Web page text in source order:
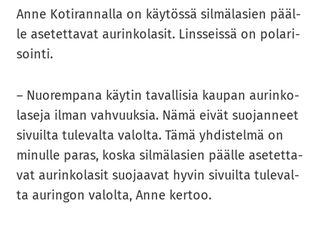
Anne Ko­ti­ran­nal­la on käy­tös­sä sil­mä­la­sien pääl­
le ase­tet­ta­vat au­rin­ko­la­sit. Lins­seis­sä on po­la­ri­
soin­ti.
– Nuo­rem­pa­na käy­tin ta­val­li­sia kau­pan au­rin­ko­
la­se­ja ilman vah­vuuk­sia. Nämä eivät suo­jan­neet
si­vuil­ta tu­le­val­ta va­lol­ta. Tämä yh­dis­tel­mä on
mi­nul­le paras, koska sil­mä­la­sien pääl­le ase­tet­ta­
vat au­rin­ko­la­sit suo­jaa­vat hyvin si­vuil­ta tu­le­val­
ta au­rin­gon va­lol­ta, Anne ker­too.